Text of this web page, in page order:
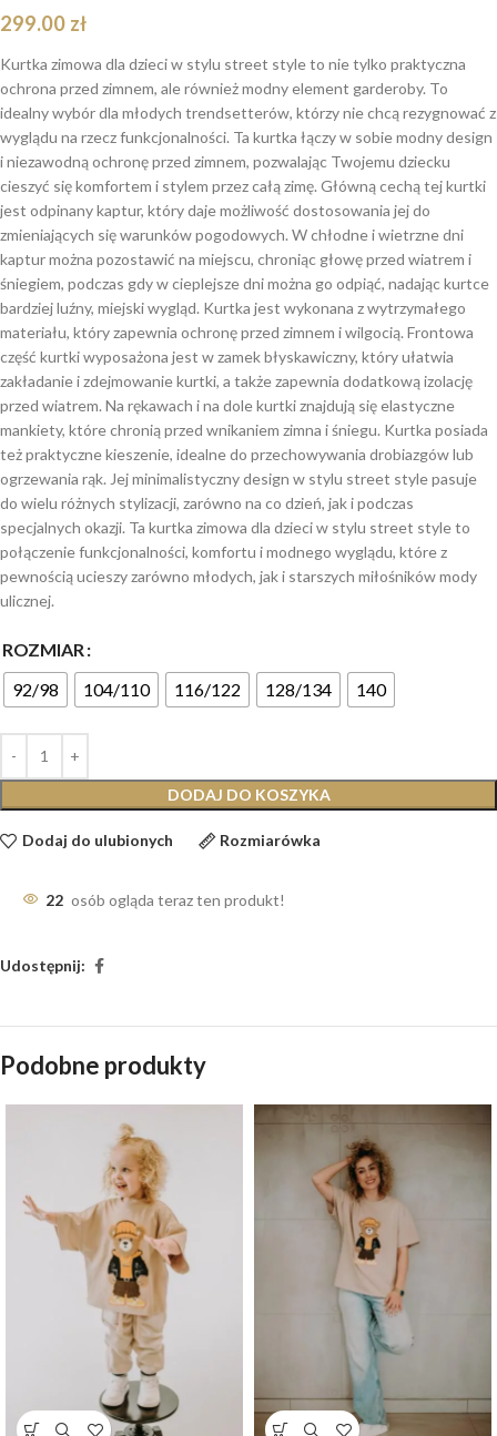
299.00 zł
Kurtka zimowa dla dzieci w stylu street style to nie tylko praktyczna
ochrona przed zimnem, ale również modny element garderoby. To
idealny wybór dla młodych trendsetterów, którzy nie chcą rezygnować z
wyglądu na rzecz funkcjonalności. Ta kurtka łączy w sobie modny design
i niezawodną ochronę przed zimnem, pozwalając Twojemu dziecku
cieszyć się komfortem i stylem przez całą zimę. Główną cechą tej kurtki
jest odpinany kaptur, który daje możliwość dostosowania jej do
zmieniających się warunków pogodowych. W chłodne i wietrzne dni
kaptur można pozostawić na miejscu, chroniąc głowę przed wiatrem i
śniegiem, podczas gdy w cieplejsze dni można go odpiąć, nadając kurtce
bardziej luźny, miejski wygląd. Kurtka jest wykonana z wytrzymałego
materiału, który zapewnia ochronę przed zimnem i wilgocią. Frontowa
część kurtki wyposażona jest w zamek błyskawiczny, który ułatwia
zakładanie i zdejmowanie kurtki, a także zapewnia dodatkową izolację
przed wiatrem. Na rękawach i na dole kurtki znajdują się elastyczne
mankiety, które chronią przed wnikaniem zimna i śniegu. Kurtka posiada
też praktyczne kieszenie, idealne do przechowywania drobiazgów lub
ogrzewania rąk. Jej minimalistyczny design w stylu street style pasuje
do wielu różnych stylizacji, zarówno na co dzień, jak i podczas
specjalnych okazji. Ta kurtka zimowa dla dzieci w stylu street style to
połączenie funkcjonalności, komfortu i modnego wyglądu, które z
pewnością ucieszy zarówno młodych, jak i starszych miłośników mody
ulicznej.
ROZMIAR
92/98
104/110 116/122 128/134 140
DODAJ DO KOSZYKA
Dodaj do ulubionych Rozmiarówka
22 osób ogląda teraz ten produkt!
Udostępnij:
Podobne produkty